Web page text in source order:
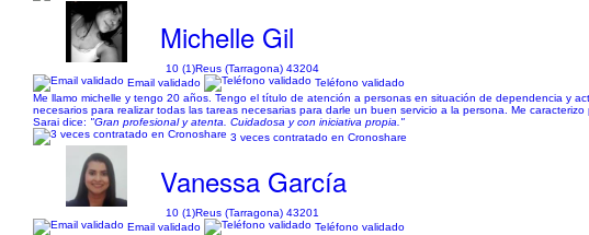
Michelle Gil
10 (1)Reus (Tarragona) 43204
Email validado
Teléfono validado
Me llamo michelle y tengo 20 años. Tengo el título de atención a personas en situación de dependencia y
necesarios para realizar todas las tareas necesarias para darle un buen servicio a la persona. Me
Sarai dice: "Gran profesional y atenta. Cuidadosa y con iniciativa propia."
3 veces contratado en Cronoshare
Vanessa García
10 (1)Reus (Tarragona) 43201
Email validado
Teléfono validado